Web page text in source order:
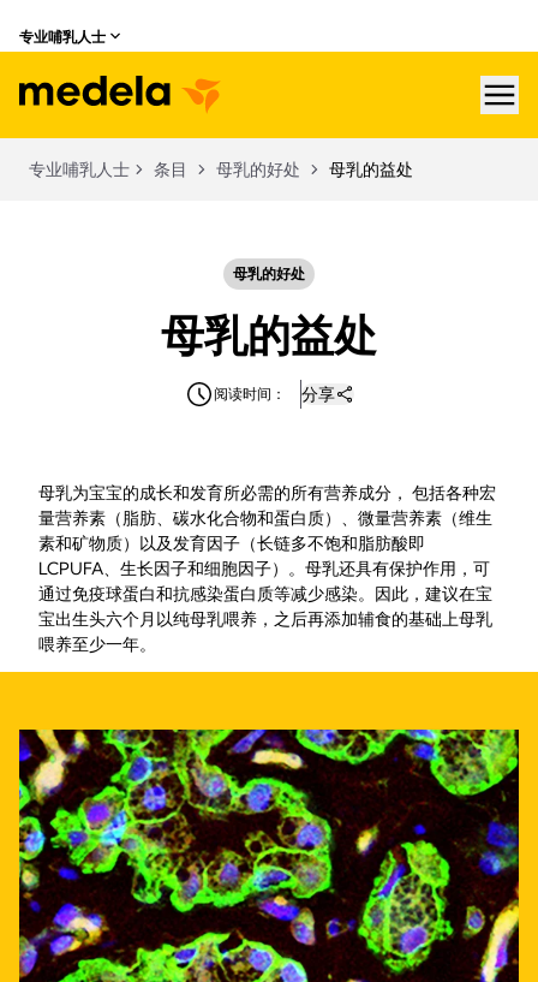
专业哺乳人士
专业哺乳人士 条目 母乳的好处 母乳的益处
母乳的好处
母乳的益处
阅读时间： 分享
母乳为宝宝的成长和发育所必需的所有营养成分， 包括各种宏
量营养素（脂肪、碳水化合物和蛋白质）、微量营养素（维生
素和矿物质）以及发育因子（长链多不饱和脂肪酸即
LCPUFA、生长因子和细胞因子）。母乳还具有保护作用，可
通过免疫球蛋白和抗感染蛋白质等减少感染。因此，建议在宝
宝出生头六个月以纯母乳喂养，之后再添加辅食的基础上母乳
喂养至少一年。